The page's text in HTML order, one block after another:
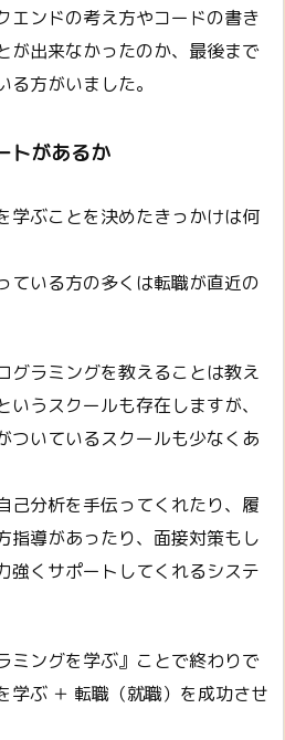
エンドの考え方やコードの書き
が出来なかったのか、最後まで
方がいました。
トがあるか
学ぶことを決めたきっかけは何
ている方の多くは転職が直近の
グラミングを教えることは教え
うスクールも存在しますが、
ついているスクールも少なくあ
己分析を手伝ってくれたり、履
指導があったり、面接対策もし
強くサポートしてくれるシステ
ミングを学ぶ』ことで終わりで
学ぶ ＋ 転職（就職）を成功させ